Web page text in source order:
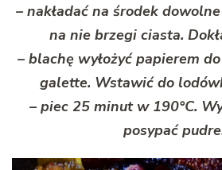
– nakładać na środek
na nie brzegi ciasta.
– blachę wyłożyć papierem
galette. Wstawić do
– piec 25 minut w 190°C.
posypać